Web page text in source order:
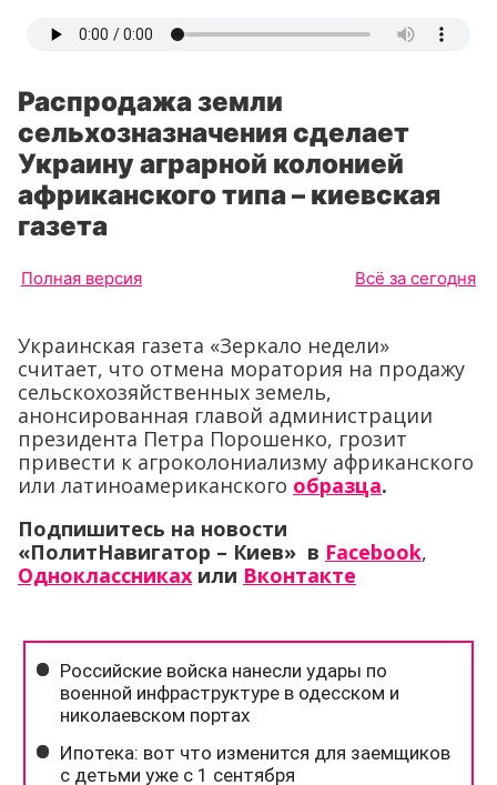
Распродажа земли
сельхозназначения сделает
Украину аграрной колонией
африканского типа – киевская
газета
Полная версия Всё за сегодня
Украинская газета «Зеркало недели»
считает, что отмена моратория на продажу
сельскохозяйственных земель,
анонсированная главой администрации
президента Петра Порошенко, грозит
привести к агроколониализму африканского
или латиноамериканского образца.
Подпишитесь на новости
«ПолитНавигатор – Киев» в Facebook,
Одноклассниках или Вконтакте